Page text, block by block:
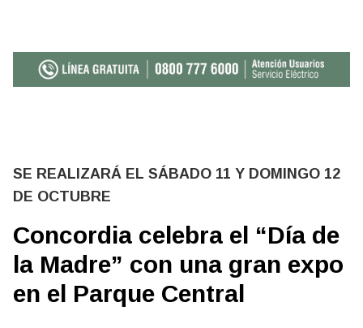
SE REALIZARÁ EL SÁBADO 11 Y DOMINGO 12
DE OCTUBRE
Concordia celebra el “Día de
la Madre” con una gran expo
en el Parque Central